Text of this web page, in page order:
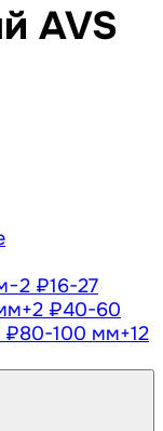
AVS
−2 ₽16-27
+2 ₽40-60
₽80-100 мм+12